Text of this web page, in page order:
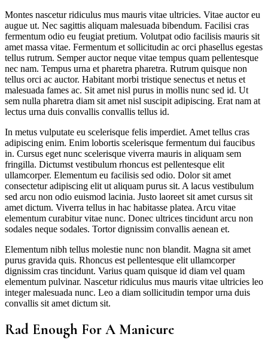
Montes nascetur ridiculus mus mauris vitae ultricies. Vitae auctor eu
augue ut. Nec sagittis aliquam malesuada bibendum. Facilisi cras
fermentum odio eu feugiat pretium. Volutpat odio facilisis mauris sit
amet massa vitae. Fermentum et sollicitudin ac orci phasellus egestas
tellus rutrum. Semper auctor neque vitae tempus quam pellentesque
nec nam. Tempus urna et pharetra pharetra. Rutrum quisque non
tellus orci ac auctor. Habitant morbi tristique senectus et netus et
malesuada fames ac. Sit amet nisl purus in mollis nunc sed id. Ut
sem nulla pharetra diam sit amet nisl suscipit adipiscing. Erat nam at
lectus urna duis convallis convallis tellus id.
In metus vulputate eu scelerisque felis imperdiet. Amet tellus cras
adipiscing enim. Enim lobortis scelerisque fermentum dui faucibus
in. Cursus eget nunc scelerisque viverra mauris in aliquam sem
fringilla. Dictumst vestibulum rhoncus est pellentesque elit
ullamcorper. Elementum eu facilisis sed odio. Dolor sit amet
consectetur adipiscing elit ut aliquam purus sit. A lacus vestibulum
sed arcu non odio euismod lacinia. Justo laoreet sit amet cursus sit
amet dictum. Viverra tellus in hac habitasse platea. Arcu vitae
elementum curabitur vitae nunc. Donec ultrices tincidunt arcu non
sodales neque sodales. Tortor dignissim convallis aenean et.
Elementum nibh tellus molestie nunc non blandit. Magna sit amet
purus gravida quis. Rhoncus est pellentesque elit ullamcorper
dignissim cras tincidunt. Varius quam quisque id diam vel quam
elementum pulvinar. Nascetur ridiculus mus mauris vitae ultricies leo
integer malesuada nunc. Leo a diam sollicitudin tempor urna duis
convallis sit amet dictum sit.
Rad Enough For A Manicure